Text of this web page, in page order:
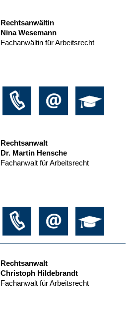
Rechtsanwältin
Nina Wesemann
Fachanwältin für Arbeitsrecht
Rechtsanwalt
Dr. Martin Hensche
Fachanwalt für Arbeitsrecht
Rechtsanwalt
Christoph Hildebrandt
Fachanwalt für Arbeitsrecht